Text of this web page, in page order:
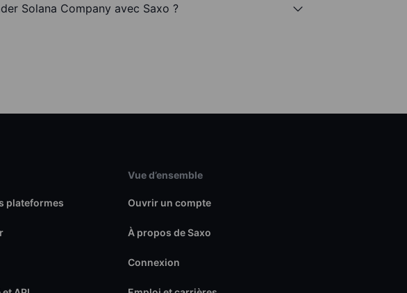
Solana Company avec Saxo ?
plateformes
Vue d’ensemble
Ouvrir un compte
À propos de Saxo
Connexion